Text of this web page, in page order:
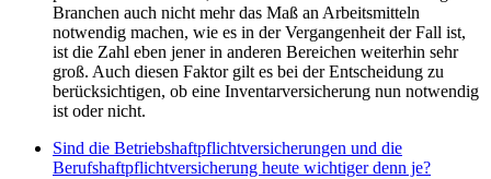
Branchen auch nicht mehr das Maß an Arbeitsmitteln
notwendig machen, wie es in der Vergangenheit der Fall ist,
ist die Zahl eben jener in anderen Bereichen weiterhin sehr
groß. Auch diesen Faktor gilt es bei der Entscheidung zu
berücksichtigen, ob eine Inventarversicherung nun notwendig
ist oder nicht.
Sind die Betriebshaftpflichtversicherungen und die
Berufshaftpflichtversicherung heute wichtiger denn je?